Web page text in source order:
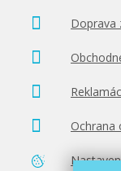
Doprava
Ochrana